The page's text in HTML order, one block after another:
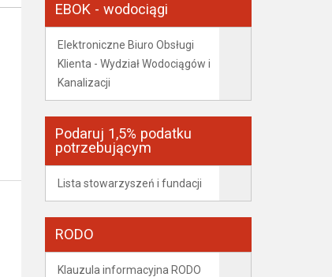
EBOK - wodociągi
Elektroniczne Biuro Obsługi
Klienta - Wydział Wodociągów i
Kanalizacji
Podaruj 1,5% podatku
potrzebującym
Lista stowarzyszeń i fundacji
RODO
Klauzula informacyjna RODO